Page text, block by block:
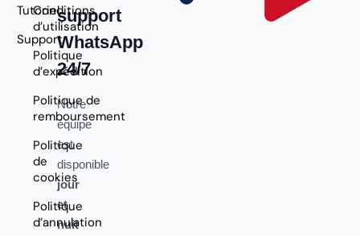
Tutoriel
Support
Conditions
d’utilisation
Politique
d’expédition
Politique de
remboursement
Politique
de
cookies
Politique
d’annulation
support
WhatsApp
24/7
Notre
équipe
est
disponible
jour
et
nuit